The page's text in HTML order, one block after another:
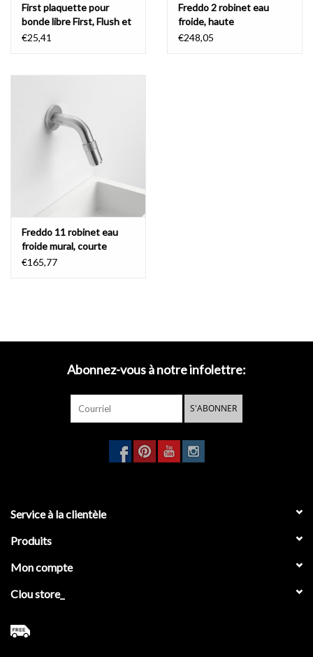
- télécharger ledessin technique
- télécharger les
First plaquette pour
bonde libre First, Flush et
New Flush
€25,41
Freddo 2 robinet eau
froide, haute
€248,05
Freddo 11 robinet eau
froide mural, courte
€165,77
Abonnez-vous à notre infolettre:
S'ABONNER
Service à la clientèle
Produits
Mon compte
Clou store_